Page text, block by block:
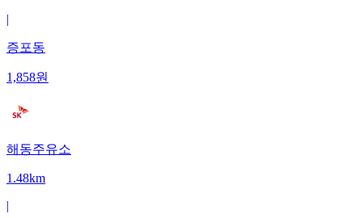
|
증포동
1,858원
해동주유소
1.48km
|